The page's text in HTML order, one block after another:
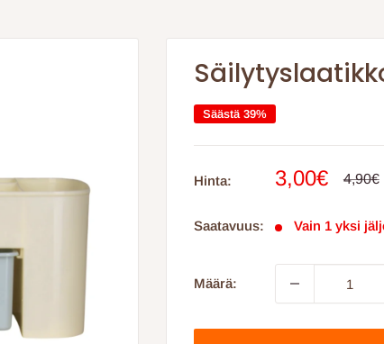
Säästä 39%
Hinta: Myyntihinta
3,00€ 4,90€
Saatavuus: Vain 1 yksi
Määrä: